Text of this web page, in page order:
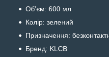
Об’єм: 600 мл
Колір: зелений
Призначення:
Бренд: KLCB